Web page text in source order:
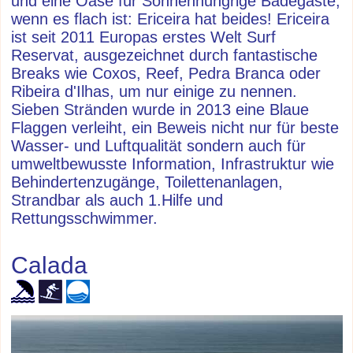
wenn es flach ist: Ericeira hat beides! Ericeira
ist seit 2011 Europas erstes Welt Surf
Reservat, ausgezeichnet durch fantastische
Breaks wie Coxos, Reef, Pedra Branca oder
Ribeira d'Ilhas, um nur einige zu nennen.
Sieben Stränden wurde in 2013 eine Blaue
Flaggen verleiht, ein Beweis nicht nur für beste
Wasser- und Luftqualität sondern auch für
umweltbewusste Information, Infrastruktur wie
Behindertenzugänge, Toilettenanlagen,
Strandbar als auch 1.Hilfe und
Rettungsschwimmer.
Calada